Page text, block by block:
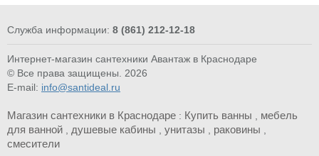
Служба информации: 8 (861) 212-12-18
Интернет-магазин сантехники Авантаж в Краснодаре
© Все права защищены. 2026
E-mail: info@santideal.ru
Магазин сантехники в Краснодаре : Купить ванны
мебель
для ванной
душевые кабины унитазы раковины
смесители